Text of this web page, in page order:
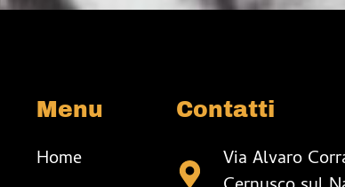
Menu
Home
Contatti
Via Alvaro